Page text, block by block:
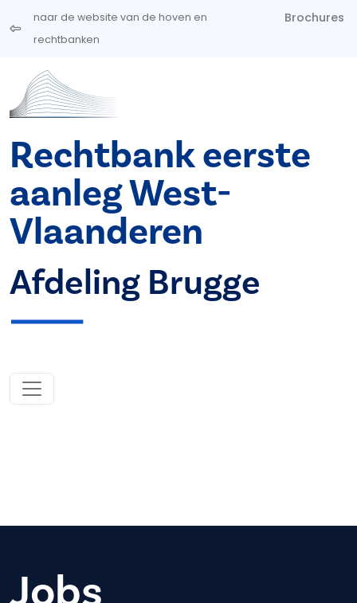
Overslaan en naar de inhoud gaan
naar de website van de hoven en
rechtbanken
Brochures
Rechtbank eerste
aanleg West-
Vlaanderen
Afdeling Brugge